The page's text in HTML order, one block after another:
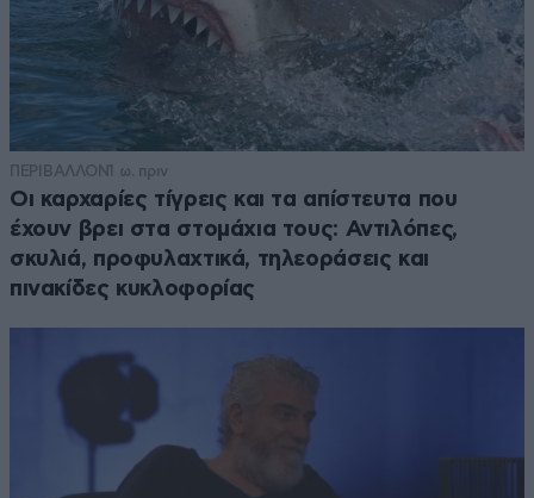
ΠΕΡΙΒΑΛΛΟΝ1 ω. πριν
Οι καρχαρίες τίγρεις και τα απίστευτα που
έχουν βρει στα στομάχια τους: Αντιλόπες,
σκυλιά, προφυλαχτικά, τηλεοράσεις και
πινακίδες κυκλοφορίας